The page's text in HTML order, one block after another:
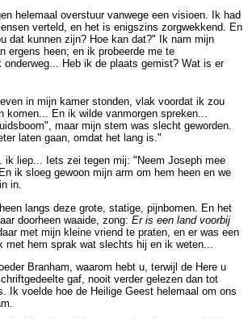
helemaal overstuur vanwege een visioen. Ik had
verteld, en het is enigszins zorgwekkend. En
dat kunnen zijn? Hoe kan dat?" Ik nam mijn
ergens heen; en ik probeerde me te
onderweg... Heb ik de plaats gemist? Wat is er
in mijn kamer stonden, vlak voordat ik zou
komen... En ik wilde vanmorgen spreken...
maar mijn stem was slecht geworden.
laten gaan, omdat het lang is."
liep... Iets zei tegen mij: "Neem Joseph mee
ik sloeg gewoon mijn arm om hem heen en we
in.
langs deze grote, statige, pijnbomen. En het
doorheen waaide, zong: Er is een land voorbij
met mijn kleine vriend te praten, en er was een
met hem sprak wat slechts hij en ik weten...
Branham, waarom hebt u, terwijl de Here u
gaf, nooit verder gelezen dan tot
Ik voelde hoe de Heilige Geest helemaal om ons